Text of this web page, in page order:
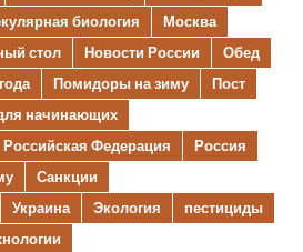
биология
Москва
стол Новости России
Обед
Помидоры на зиму
Пост
начинающих
Российская Федерация
Россия
Санкции
Украина Экология
пестициды